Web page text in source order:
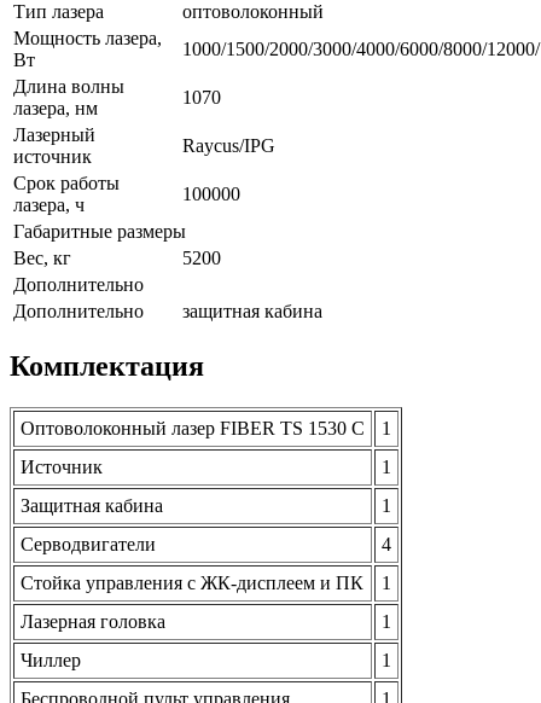
Тип лазера
оптоволоконный
Мощность лазера,
Вт
1000/1500/2000/3000/4000/6000/8000/
Длина волны
лазера, нм
1070
Лазерный
источник
Raycus/IPG
Срок работы
лазера, ч
100000
Габаритные размеры
Вес, кг
5200
Дополнительно
Дополнительно
защитная кабина
Комплектация
Оптоволоконный лазер FIBER TS 1530 C
1
Источник
1
Защитная кабина
1
Серводвигатели
4
Стойка управления с ЖК-дисплеем и ПК
1
Лазерная головка
1
Чиллер
1